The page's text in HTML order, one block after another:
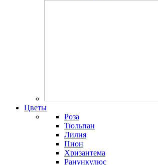
Цветы
Роза
Тюльпан
Лилия
Пион
Хризантема
Ранункулюс